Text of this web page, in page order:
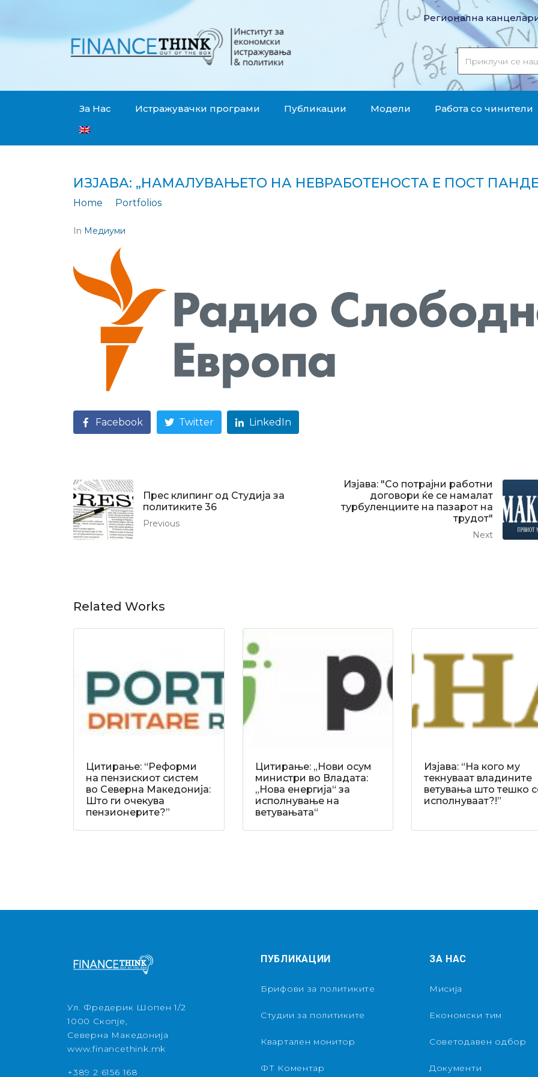
Регионална
За Нас Истражувачки програми Публикации Модели Работа со чинители
ИЗЈАВА: „НАМАЛУВАЊЕТО НА НЕВРАБОТЕНОСТА Е ПОСТ
Home Portfolios
In Медиуми
Facebook Twitter LinkedIn
Прес клипинг од Студија за
политиките 36
Previous
Изјава: "Со потрајни работни
договори ќе се намалат
турбуленциите на пазарот на
трудот"
Next
Related Works
Цитирање: “Реформи
на пензискиот систем
во Северна Македонија:
Што ги очекува
пензионерите?”
Цитирање: „Нови осум
министри во Владата:
„Нова енергија“ за
исполнување на
ветувањата“
Изјава: “На кого му
текнуваат владините
ветувања што тешко
исполнуваат?!”
Ул. Фредерик Шопен 1/2
1000 Скопје,
Северна Македонија
www.financethink.mk
+389 2 6156 168
ПУБЛИКАЦИИ
Брифови за политиките
Студии за политиките
Квартален монитор
ФТ Коментар
ЗА НАС
Мисија
Економски тим
Советодавен одбор
Документи